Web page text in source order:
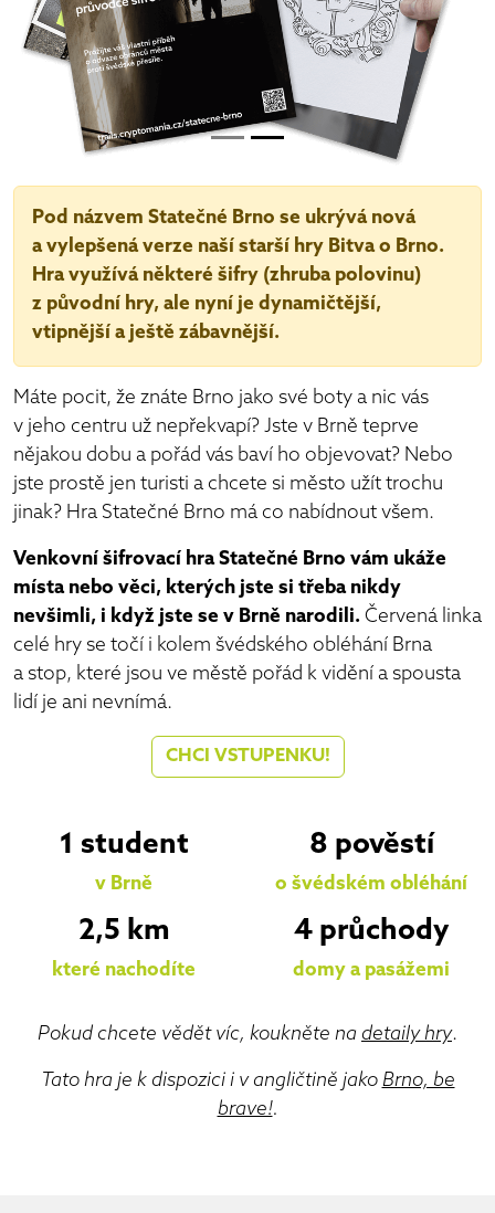
Pod názvem Statečné Brno se ukrývá nová
a vylepšená verze naší starší hry Bitva o Brno.
Hra využívá některé šifry (zhruba polovinu)
z původní hry, ale nyní je dynamičtější,
vtipnější a ještě zábavnější.
Máte pocit, že znáte Brno jako své boty a nic vás
v jeho centru už nepřekvapí? Jste v Brně teprve
nějakou dobu a pořád vás baví ho objevovat? Nebo
jste prostě jen turisti a chcete si město užít trochu
jinak? Hra Statečné Brno má co nabídnout všem.
Venkovní šifrovací hra Statečné Brno vám ukáže
místa nebo věci, kterých jste si třeba nikdy
nevšimli, i když jste se v Brně narodili. Červená linka
celé hry se točí i kolem švédského obléhání Brna
a stop, které jsou ve městě pořád k vidění a spousta
lidí je ani nevnímá.
CHCI VSTUPENKU!
1 student
v Brně
8 pověstí
o švédském obléhání
2,5 km
které nachodíte
4 průchody
domy a pasážemi
Pokud chcete vědět víc, koukněte na detaily hry.
Tato hra je k dispozici i v angličtině jako Brno, be
brave!.